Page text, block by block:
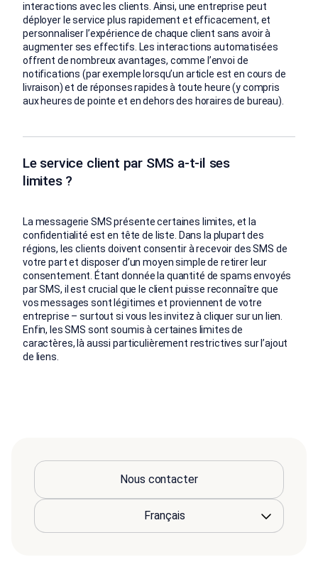
interactions avec les clients. Ainsi, une entreprise peut
déployer le service plus rapidement et efficacement, et
personnaliser l’expérience de chaque client sans avoir à
augmenter ses effectifs. Les interactions automatisées
offrent de nombreux avantages, comme l’envoi de
notifications (par exemple lorsqu’un article est en cours de
livraison) et de réponses rapides à toute heure (y compris
aux heures de pointe et en dehors des horaires de bureau).
Le service client par SMS a-t-il ses
limites ?
La messagerie SMS présente certaines limites, et la
confidentialité est en tête de liste. Dans la plupart des
régions, les clients doivent consentir à recevoir des SMS de
votre part et disposer d’un moyen simple de retirer leur
consentement. Étant donnée la quantité de spams envoyés
par SMS, il est crucial que le client puisse reconnaître que
vos messages sont légitimes et proviennent de votre
entreprise – surtout si vous les invitez à cliquer sur un lien.
Enfin, les SMS sont soumis à certaines limites de
caractères, là aussi particulièrement restrictives sur l’ajout
de liens.
Nous contacter